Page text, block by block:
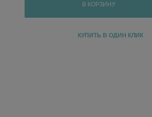
В КОРЗИНУ
КУПИТЬ В ОДИН КЛИК